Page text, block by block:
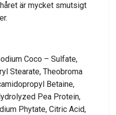
är mycket smutsigt
Coco – Sulfate,
Stearate, Theobroma
Betaine,
Pea Protein,
Phytate, Citric Acid,